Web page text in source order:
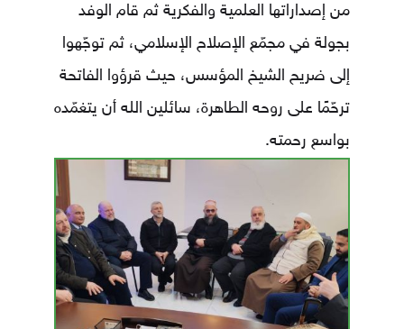
من إصداراتها العلمية والفكرية ثم قام الوفد
بجولة في مجمّع الإصلاح الإسلامي، ثم توجّهوا
إلى ضريح الشيخ المؤسس، حيث قرؤوا الفاتحة
ترحّمًا على روحه الطاهرة، سائلين الله أن يتغمّده
بواسع رحمته.